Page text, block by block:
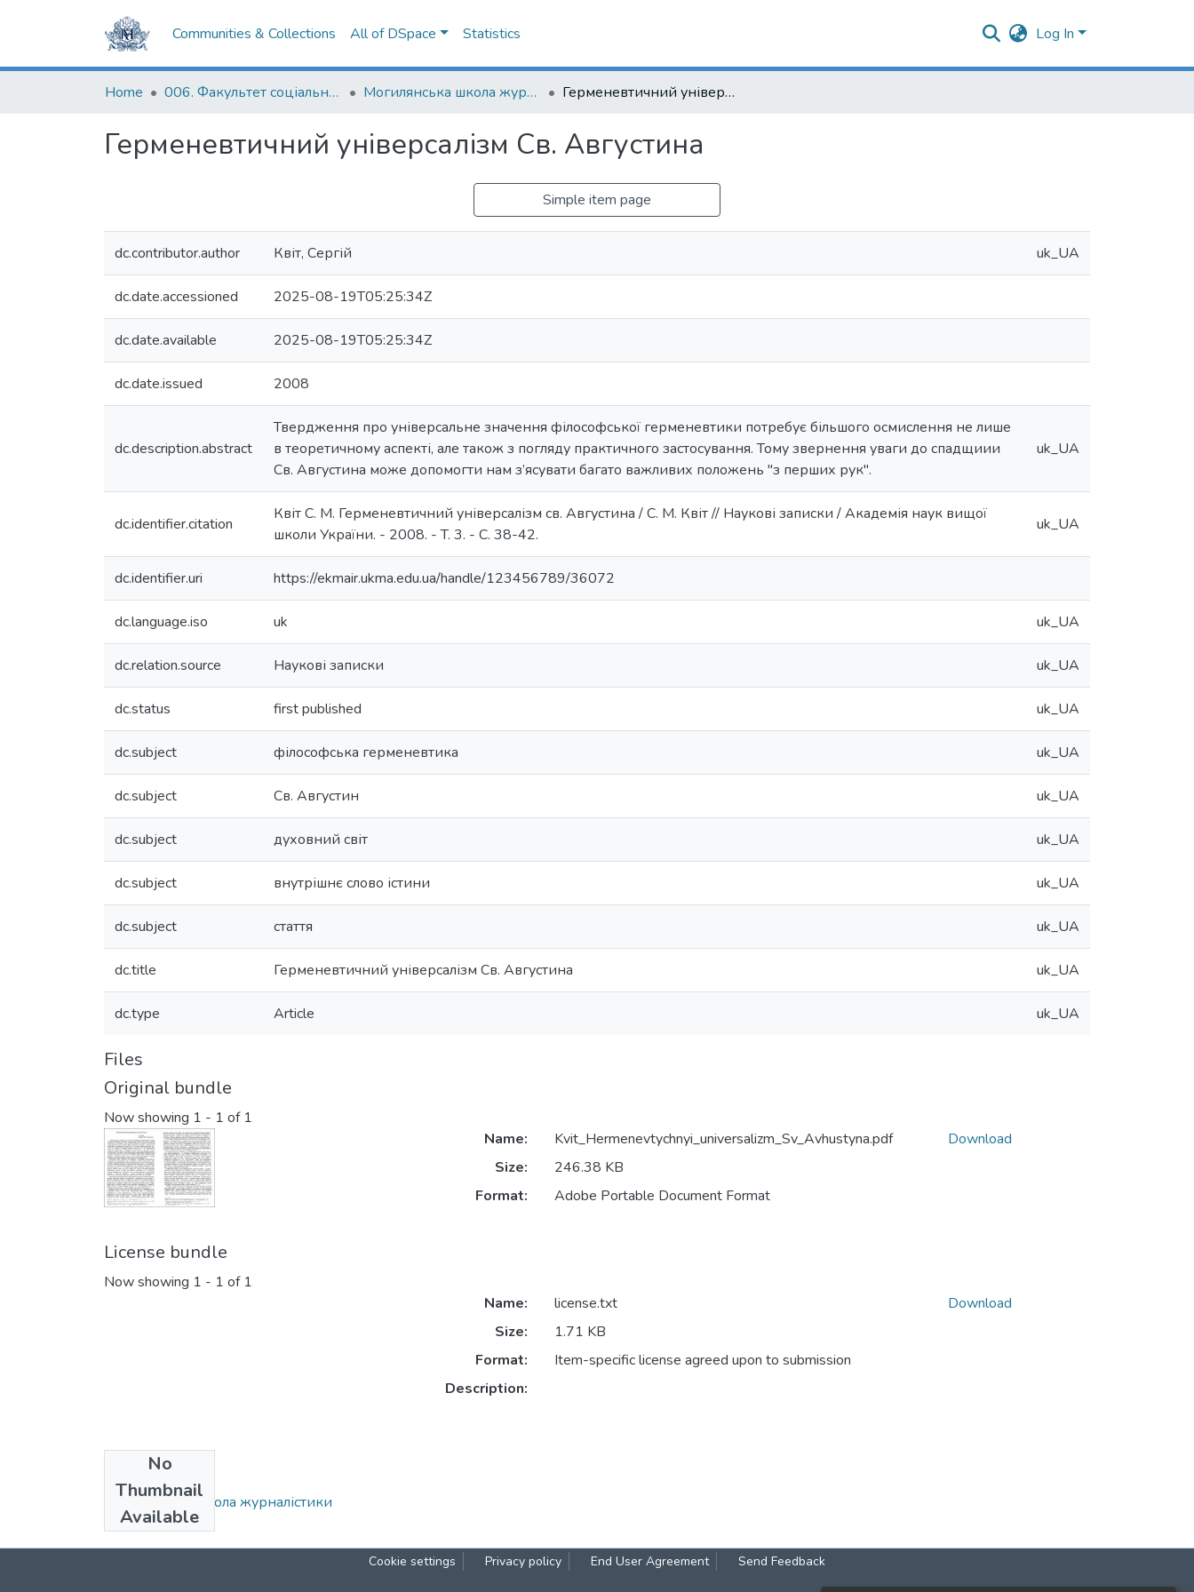
Communities & Collections All of DSpace Statistics Log In
Home 006. Факультет соціальних наук і соціальних технологій Могилянська школа журналістики Герменевтичний універсалізм Св. Августина
Герменевтичний універсалізм Св. Августина
Simple item page
dc.contributor.author Квіт, Сергій uk_UA
dc.date.accessioned 2025-08-19T05:25:34Z
dc.date.available 2025-08-19T05:25:34Z
dc.date.issued 2008
dc.description.abstract
Твердження про універсальне значення філософської герменевтики потребує більшого осмислення не лише
в теоретичному аспекті, але також з погляду практичного застосування. Тому звернення уваги до спадщиии
Св. Августина може допомогти нам з’ясувати багато важливих положень "з перших рук".
uk_UA
dc.identifier.citation
Квіт С. М. Герменевтичний універсалізм св. Августина / С. М. Квіт // Наукові записки / Академія наук вищої
школи України. - 2008. - T. 3. - C. 38-42.
uk_UA
dc.identifier.uri https://ekmair.ukma.edu.ua/handle/123456789/36072
dc.language.iso uk uk_UA
dc.relation.source Наукові записки uk_UA
dc.status first published uk_UA
dc.subject філософська герменевтика uk_UA
dc.subject Св. Августин uk_UA
dc.subject духовний світ uk_UA
dc.subject внутрішнє слово істини uk_UA
dc.subject стаття uk_UA
dc.title Герменевтичний універсалізм Св. Августина uk_UA
dc.type Article uk_UA
Files
Original bundle
Now showing 1 - 1 of 1
Name:
Kvit_Hermenevtychnyi_universalizm_Sv_Avhustyna.pdf
Size:
246.38 KB
Format:
Adobe Portable Document Format
Download
License bundle
Now showing 1 - 1 of 1
No
Thumbnail
Available
Name:
license.txt
Size:
1.71 KB
Format:
Item-specific license agreed upon to submission
Description:
Download
Collections
Могилянська школа журналістики
Cookie settings Privacy policy End User Agreement Send Feedback